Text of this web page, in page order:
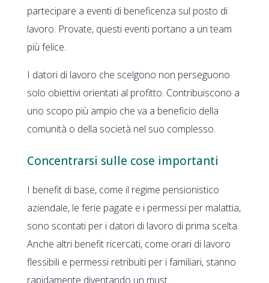
partecipare a eventi di beneficenza sul posto di
lavoro. Provate, questi eventi portano a un team
più felice.
I datori di lavoro che scelgono non perseguono
solo obiettivi orientati al profitto. Contribuiscono a
uno scopo più ampio che va a beneficio della
comunità o della società nel suo complesso.
Concentrarsi sulle cose importanti
I benefit di base, come il regime pensionistico
aziendale, le ferie pagate e i permessi per malattia,
sono scontati per i datori di lavoro di prima scelta.
Anche altri benefit ricercati, come orari di lavoro
flessibili e permessi retribuiti per i familiari, stanno
rapidamente diventando un must.